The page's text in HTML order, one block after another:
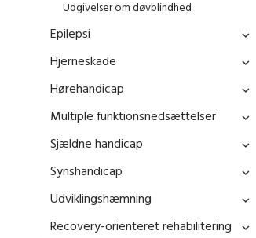
Udgivelser om døvblindhed
Epilepsi
Hjerneskade
Hørehandicap
Multiple funktionsnedsættelser
Sjældne handicap
Synshandicap
Udviklingshæmning
Recovery-orienteret rehabilitering